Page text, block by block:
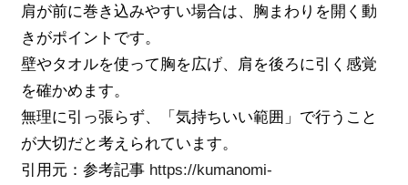
肩が前に巻き込みやすい場合は、胸まわりを開く動
きがポイントです。
壁やタオルを使って胸を広げ、肩を後ろに引く感覚
を確かめます。
無理に引っ張らず、「気持ちいい範囲」で行うこと
が大切だと考えられています。
引用元：参考記事 https://kumanomi-